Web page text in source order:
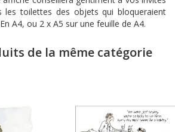
les toilettes des objets qui bloqueraient
A4, ou 2 x A5 sur une feuille de A4.
de la même catégorie